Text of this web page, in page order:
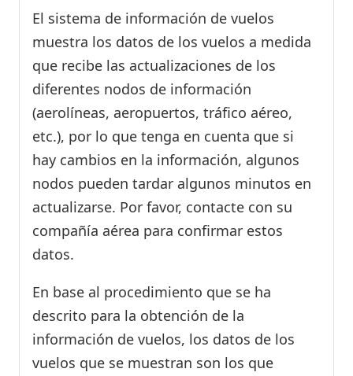
El sistema de información de vuelos
muestra los datos de los vuelos a medida
que recibe las actualizaciones de los
diferentes nodos de información
(aerolíneas, aeropuertos, tráfico aéreo,
etc.), por lo que tenga en cuenta que si
hay cambios en la información, algunos
nodos pueden tardar algunos minutos en
actualizarse. Por favor, contacte con su
compañía aérea para confirmar estos
datos.
En base al procedimiento que se ha
descrito para la obtención de la
información de vuelos, los datos de los
vuelos que se muestran son los que